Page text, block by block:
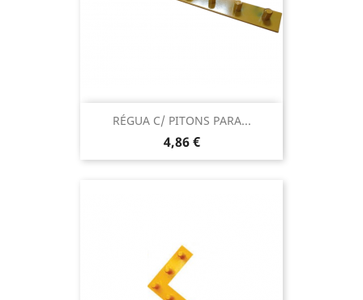
RÉGUA C/ PITONS PARA...
Preço
4,86 €